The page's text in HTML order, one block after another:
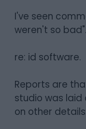
I've seen
weren't so bad".
re: id software.
Reports are
studio was laid
on other